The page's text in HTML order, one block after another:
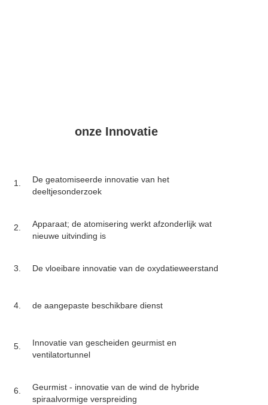
onze Innovatie
1.
De geatomiseerde innovatie van het
deeltjesonderzoek
2.
Apparaat; de atomisering werkt afzonderlijk wat
nieuwe uitvinding is
3. De vloeibare innovatie van de oxydatieweerstand
4. de aangepaste beschikbare dienst
5.
Innovatie van gescheiden geurmist en
ventilatortunnel
6.
Geurmist - innovatie van de wind de hybride
spiraalvormige verspreiding